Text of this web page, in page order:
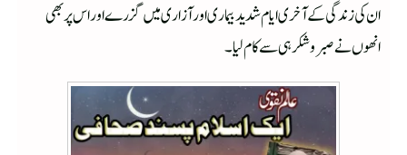
ان کی زندگی کے آخری ایام شدید بیماری اور آزاری میں گزرے اور اس پر بھی
انھوں نے صبر وشکر ہی سے کام لیا۔